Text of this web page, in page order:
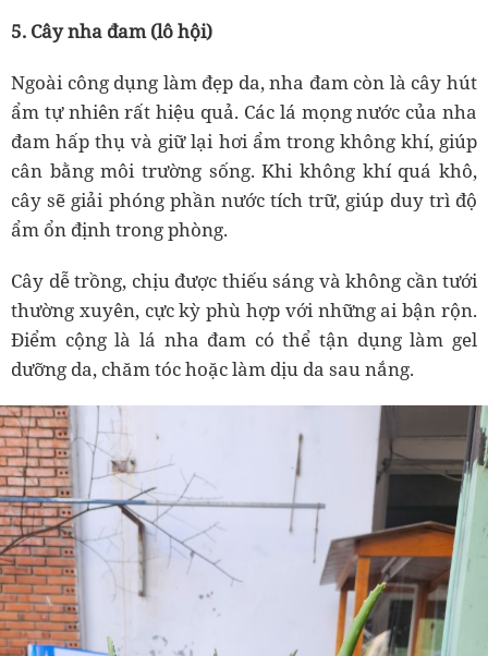
5. Cây nha đam (lô hội)
Ngoài công dụng làm đẹp da, nha đam còn là cây hút
ẩm tự nhiên rất hiệu quả. Các lá mọng nước của nha
đam hấp thụ và giữ lại hơi ẩm trong không khí, giúp
cân bằng môi trường sống. Khi không khí quá khô,
cây sẽ giải phóng phần nước tích trữ, giúp duy trì độ
ẩm ổn định trong phòng.
Cây dễ trồng, chịu được thiếu sáng và không cần tưới
thường xuyên, cực kỳ phù hợp với những ai bận rộn.
Điểm cộng là lá nha đam có thể tận dụng làm gel
dưỡng da, chăm tóc hoặc làm dịu da sau nắng.